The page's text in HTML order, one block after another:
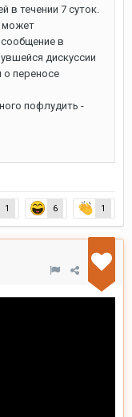
в течении 7 суток.
может
в
дискуссии
переносе
пофлудить -
1 6 1